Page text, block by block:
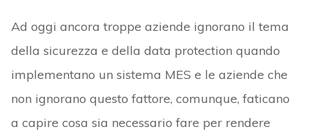
Ad oggi ancora troppe aziende ignorano il tema
della sicurezza e della data protection quando
implementano un sistema MES e le aziende che
non ignorano questo fattore, comunque, faticano
a capire cosa sia necessario fare per rendere